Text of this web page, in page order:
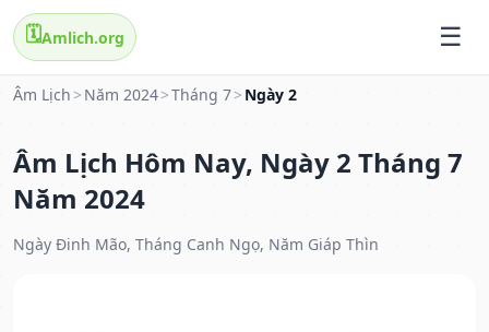
🗓️Amlich.org
Âm Lịch > Năm 2024>Tháng 7> Ngày 2
Âm Lịch Hôm Nay, Ngày 2 Tháng 7
Năm 2024
Ngày Đinh Mão, Tháng Canh Ngọ, Năm Giáp Thìn